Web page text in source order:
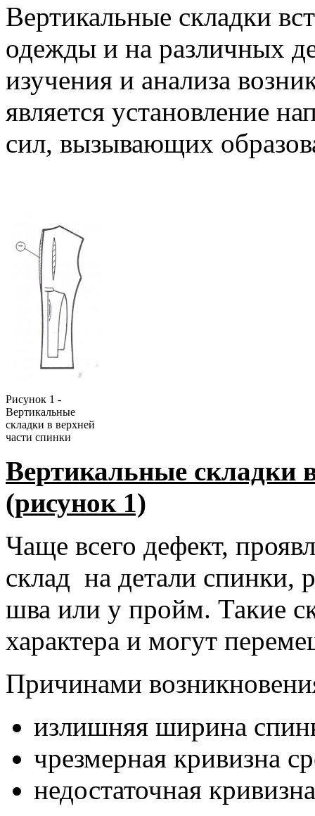
Вертикальные складки
одежды и на различных
изучения и анализа
является установление
сил, вызывающих
Рисунок 1 -
Вертикальные
складки в верхней
части спинки
Вертикальные складки
(рисунок 1)
Чаще всего дефект,
склад на детали спинки,
шва или у пройм. Такие
характера и могут
Причинами
излишняя ширина
чрезмерная кривизна
недостаточная